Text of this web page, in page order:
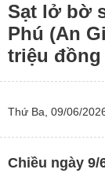
Sạt lở bờ
Phú (An
triệu đồng
Thứ Ba, 09/06/
Chiều ngày 9/